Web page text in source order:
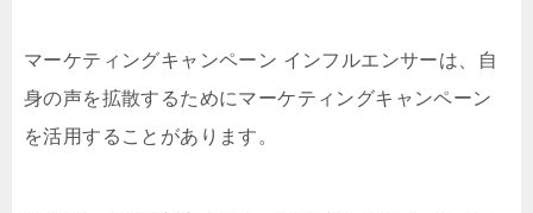
マーケティングキャンペーン インフルエンサーは、自
身の声を拡散するためにマーケティングキャンペーン
を活用することがあります。